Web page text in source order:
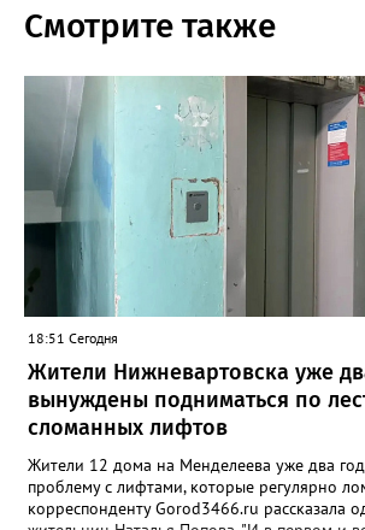
Смотрите также
18:51 Сегодня
Жители Нижневартовска уже
вынуждены подниматься по
сломанных лифтов
Жители 12 дома на Менделеева уже два
проблему с лифтами, которые регулярно
корреспонденту Gorod3466.ru рассказала